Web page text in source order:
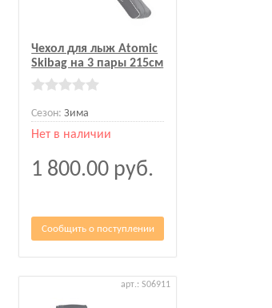
Чехол для лыж Atomic
Skibag на 3 пары 215см
Сезон: Зима
Нет в наличии
1 800.00 руб.
Сообщить о поступлении
арт.: S06911